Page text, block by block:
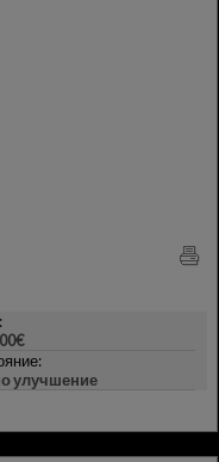
улучшение